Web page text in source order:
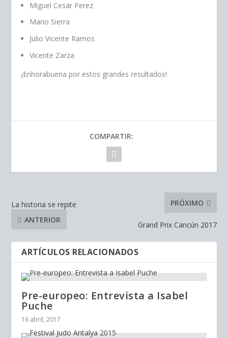
Miguel Cesar Perez
Mario Sierra
Julio Vicente Ramos
Vicente Zarza
¡Enhorabuena por estos grandes resultados!
COMPARTIR:
La historia se repite
ANTERIOR
PRÓXIMO
Grand Prix Cancún 2017
ARTÍCULOS RELACIONADOS
Pre-europeo: Entrevista a Isabel
Puche
16 abril, 2017